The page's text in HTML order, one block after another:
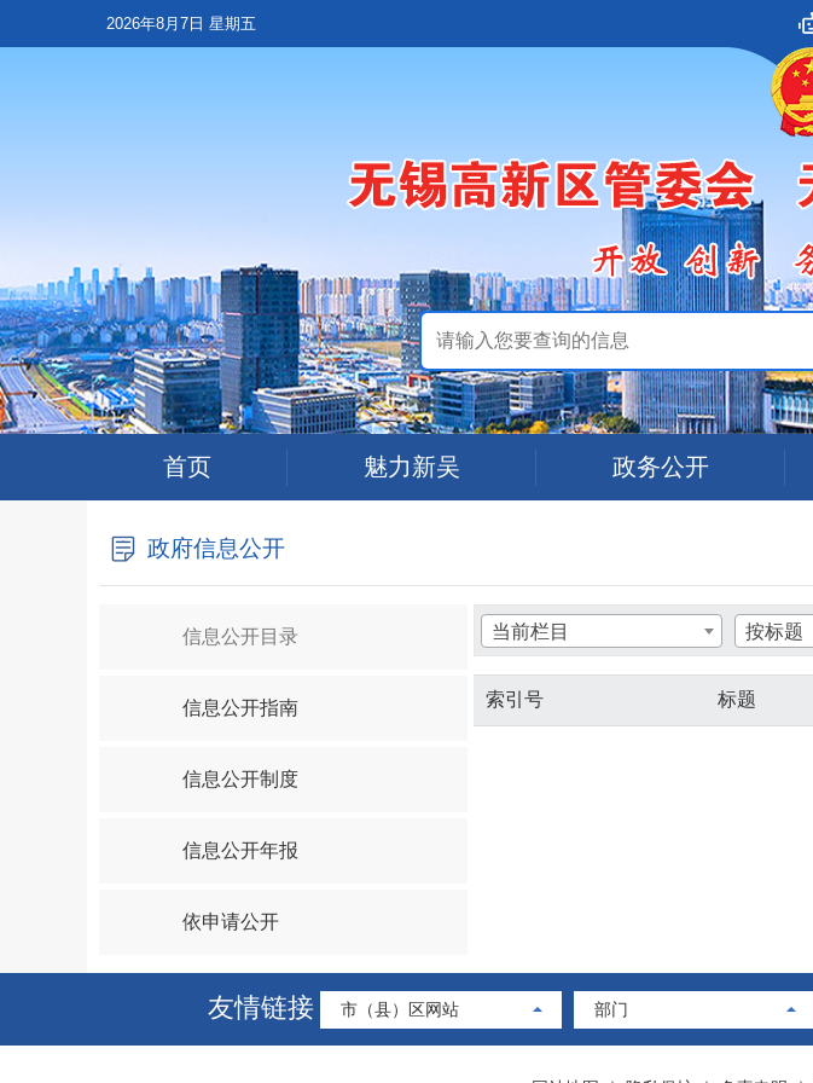
2026年8月7日 星期五
首页 魅力新吴 政务公开
政府信息公开
信息公开目录
信息公开指南
信息公开制度
信息公开年报
依申请公开
当前栏目 按标题
索引号 标题
友情链接 市（县）区网站 部门